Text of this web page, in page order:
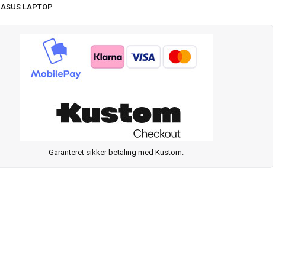
ASUS LAPTOP
Garanteret sikker betaling med Kustom.